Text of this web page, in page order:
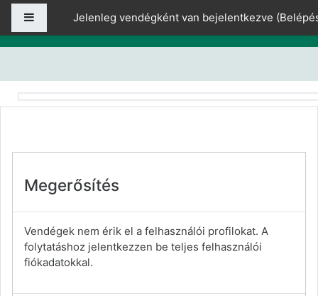
Tovább a fő tartalomhoz
OldalpanelJelenleg vendégként van bejelentkezve (
Megerősítés
Vendégek nem érik el a felhasználói profilokat. A
folytatáshoz jelentkezzen be teljes felhasználói
fiókadatokkal.